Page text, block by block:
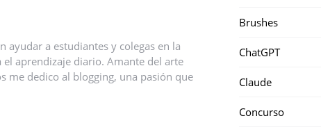
ayudar a estudiantes y colegas en la
aprendizaje diario. Amante del arte
me dedico al blogging, una pasión que
Brushes
ChatGPT
Claude
Concurso